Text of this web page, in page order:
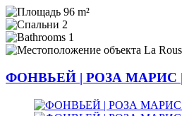
96 m²
2
1
La
ФОНВЬЕЙ | РОЗА МАРИС